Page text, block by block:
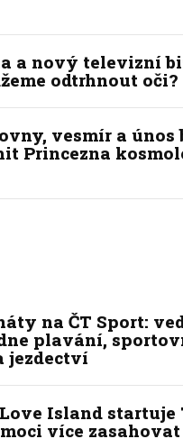
a nový televizní
odtrhnout oči?
vesmír a únos
Princezna
na ČT Sport:
plavání,
jezdectví
Island startuje
více zasahovat